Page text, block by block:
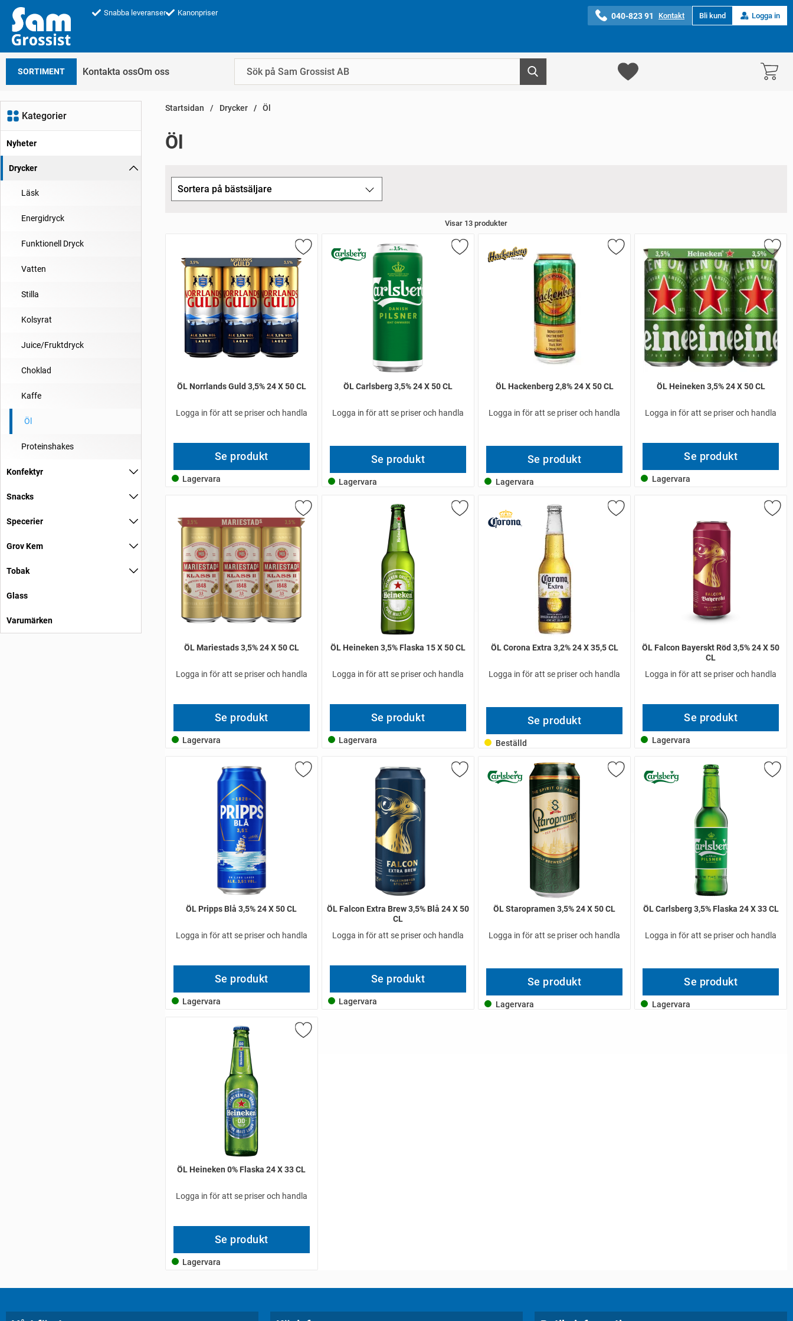
Snabba leveranser Kanonpriser 040-823 91 Kontakt Bli kund Logga in
SORTIMENT Kontakta ossOm oss
Kategorier
Nyheter
Drycker
Läsk
Energidryck
Funktionell Dryck
Vatten
Stilla
Kolsyrat
Juice/Fruktdryck
Choklad
Kaffe
Öl
Proteinshakes
Konfektyr
Snacks
Specerier
Grov Kem
Tobak
Glass
Varumärken
Startsidan Drycker Öl
Öl
Hoppa
över
filtersektionen
Sortera på bästsäljare
Visar 13 produkter
ÖL Norrlands Guld 3,5% 24 X 50 CL
Logga in för att se priser och handla
Se produkt
Lagervara
ÖL Carlsberg 3,5% 24 X 50 CL
Logga in för att se priser och handla
Se produkt
Lagervara
ÖL Hackenberg 2,8% 24 X 50 CL
Logga in för att se priser och handla
Se produkt
Lagervara
ÖL Heineken 3,5% 24 X 50 CL
Logga in för att se priser och handla
Se produkt
Lagervara
ÖL Mariestads 3,5% 24 X 50 CL
Logga in för att se priser och handla
Se produkt
Lagervara
ÖL Heineken 3,5% Flaska 15 X 50 CL
Logga in för att se priser och handla
Se produkt
Lagervara
ÖL Corona Extra 3,2% 24 X 35,5 CL
Logga in för att se priser och handla
Se produkt
Beställd
ÖL Falcon Bayerskt Röd 3,5% 24 X 50
CL
Logga in för att se priser och handla
Se produkt
Lagervara
ÖL Pripps Blå 3,5% 24 X 50 CL
Logga in för att se priser och handla
Se produkt
Lagervara
ÖL Falcon Extra Brew 3,5% Blå 24 X 50
CL
Logga in för att se priser och handla
Se produkt
Lagervara
ÖL Staropramen 3,5% 24 X 50 CL
Logga in för att se priser och handla
Se produkt
Lagervara
ÖL Carlsberg 3,5% Flaska 24 X 33 CL
Logga in för att se priser och handla
Se produkt
Lagervara
ÖL Heineken 0% Flaska 24 X 33 CL
Logga in för att se priser och handla
Se produkt
Lagervara